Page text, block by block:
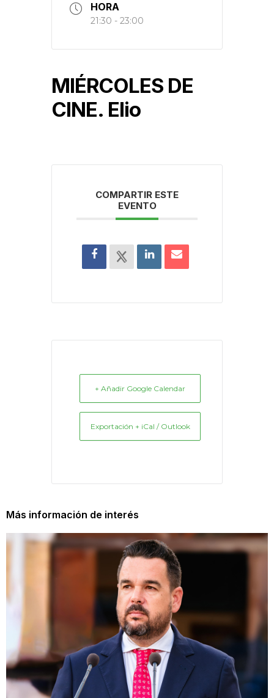
HORA
21:30 - 23:00
MIÉRCOLES DE
CINE. Elio
COMPARTIR ESTE
EVENTO
+ Añadir Google Calendar
Exportación + iCal / Outlook
Más información de interés